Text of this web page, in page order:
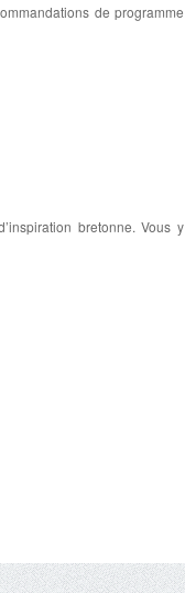
de programme
bretonne. Vous y